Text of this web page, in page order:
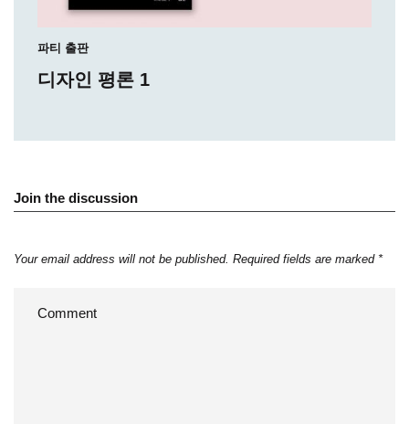
파티 출판
디자인 평론 1
Join the discussion
Your email address will not be published. Required fields are marked *